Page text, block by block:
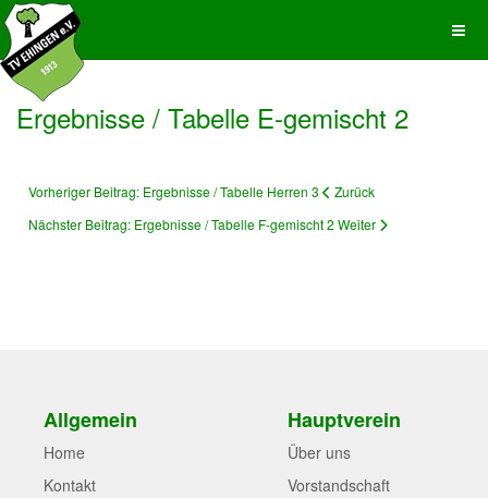
Ergebnisse / Tabelle E-gemischt 2
Vorheriger Beitrag: Ergebnisse / Tabelle Herren 3
Zurück
Nächster Beitrag: Ergebnisse / Tabelle F-gemischt 2 Weiter
Allgemein
Home
Kontakt
Hauptverein
Über uns
Vorstandschaft